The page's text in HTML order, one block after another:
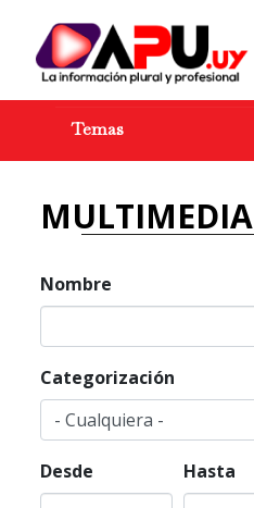
Temas
MULTIMEDIA
Nombre
Categorización
Desde Hasta